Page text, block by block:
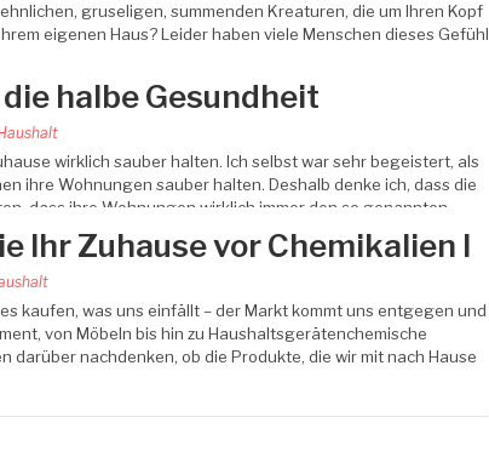
gruseligen, summenden Kreaturen, die um Ihren Kopf
eigenen Haus? Leider haben viele Menschen dieses Gefühl
halbe Gesundheit
wirklich sauber halten. Ich selbst war sehr begeistert, als
ihre Wohnungen sauber halten. Deshalb denke ich, dass die
dass ihre Wohnungen wirklich immer den so genannten…
Ihr Zuhause vor Chemikalien I
kaufen, was uns einfällt – der Markt kommt uns entgegen und
von Möbeln bis hin zu Haushaltsgerätenchemische
darüber nachdenken, ob die Produkte, die wir mit nach Hause